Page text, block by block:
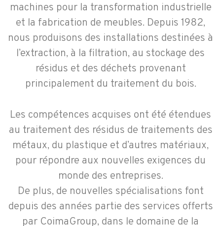
machines pour la transformation industrielle
et la fabrication de meubles. Depuis 1982,
nous produisons des installations destinées à
l’extraction, à la filtration, au stockage des
résidus et des déchets provenant
principalement du traitement du bois.
Les compétences acquises ont été étendues
au traitement des résidus de traitements des
métaux, du plastique et d’autres matériaux,
pour répondre aux nouvelles exigences du
monde des entreprises.
De plus, de nouvelles spécialisations font
depuis des années partie des services offerts
par CoimaGroup, dans le domaine de la